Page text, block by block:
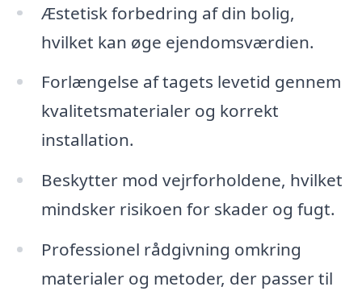
Æstetisk forbedring af din bolig,
hvilket kan øge ejendomsværdien.
Forlængelse af tagets levetid gennem
kvalitetsmaterialer og korrekt
installation.
Beskytter mod vejrforholdene, hvilket
mindsker risikoen for skader og fugt.
Professionel rådgivning omkring
materialer og metoder, der passer til